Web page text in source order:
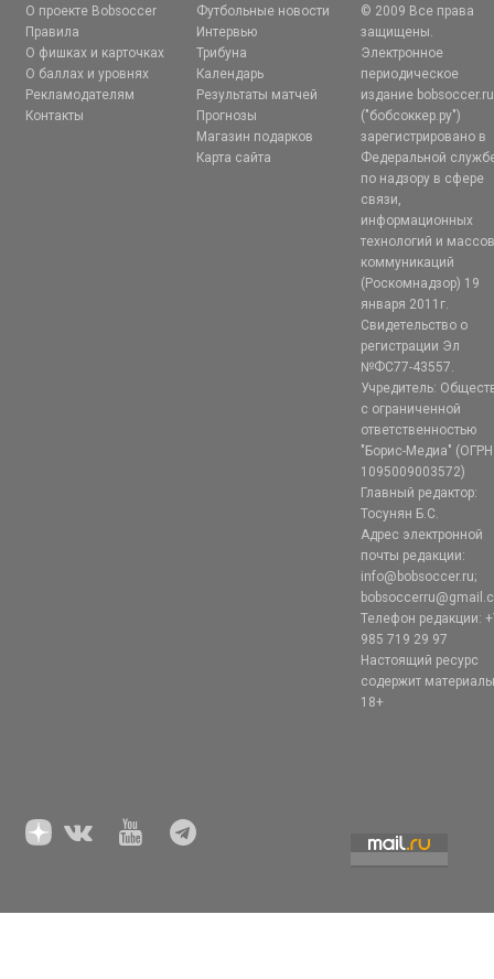
О проекте Bobsoccer
Правила
О фишках и карточках
О баллах и уровнях
Рекламодателям
Контакты
Футбольные новости
Интервью
Трибуна
Календарь
Результаты матчей
Прогнозы
Магазин подарков
Карта сайта
© 2009 Все права
защищены.
Электронное
периодическое
издание bobsoccer.ru
("бобсоккер.ру")
зарегистрировано в
Федеральной
по надзору в сфере
связи,
информационных
технологий и
коммуникаций
(Роскомнадзор) 19
января 2011г.
Свидетельство о
регистрации Эл
№ФС77-43557.
Учредитель:
с ограниченной
ответственностью
"Борис-Медиа" (ОГРН
1095009003572)
Главный редактор:
Тосунян Б.С.
Адрес электронной
почты редакции:
info@bobsoccer.ru;
Телефон редакции:
985 719 29 97
Настоящий ресурс
содержит
18+